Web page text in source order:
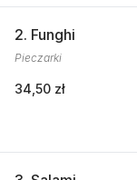
2. Funghi
Pieczarki
34,50 zł